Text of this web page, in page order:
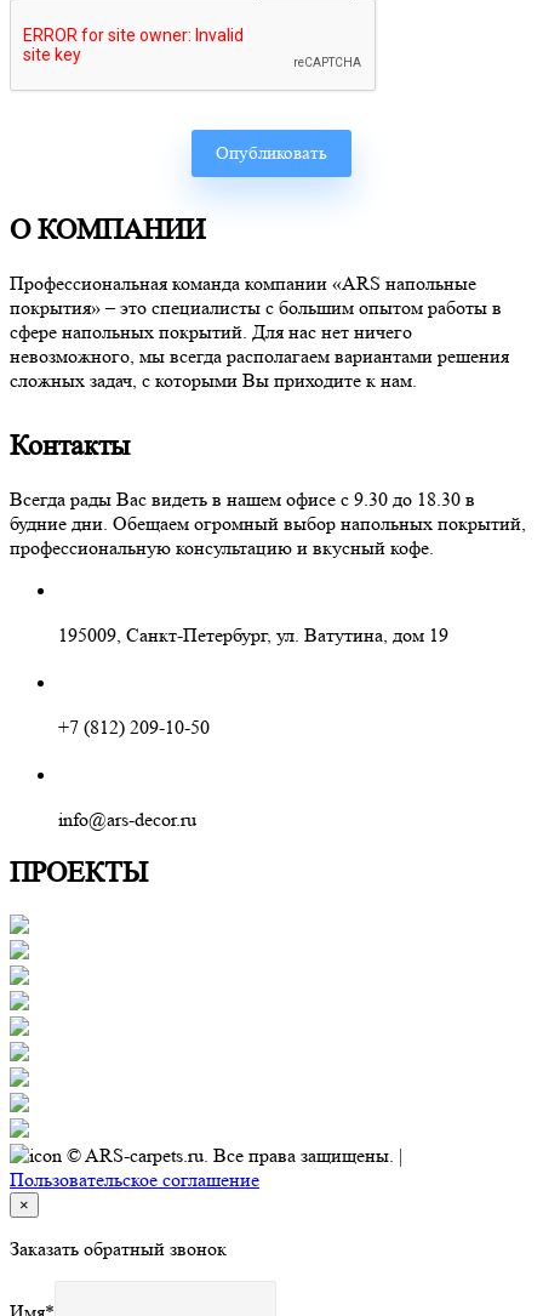
О КОМПАНИИ
Профессиональная команда компании «ARS напольные
покрытия» – это специалисты с большим опытом работы в
сфере напольных покрытий. Для нас нет ничего
невозможного, мы всегда располагаем вариантами решения
сложных задач, с которыми Вы приходите к нам.
Контакты
Всегда рады Вас видеть в нашем офисе с 9.30 до 18.30 в
будние дни. Обещаем огромный выбор напольных покрытий,
профессиональную консультацию и вкусный кофе.
195009, Санкт-Петербург, ул. Ватутина, дом 19
+7 (812) 209-10-50
info@ars-decor.ru
ПРОЕКТЫ
© ARS-carpets.ru. Все права защищены. |
Пользовательское соглашение
×
Заказать обратный звонок